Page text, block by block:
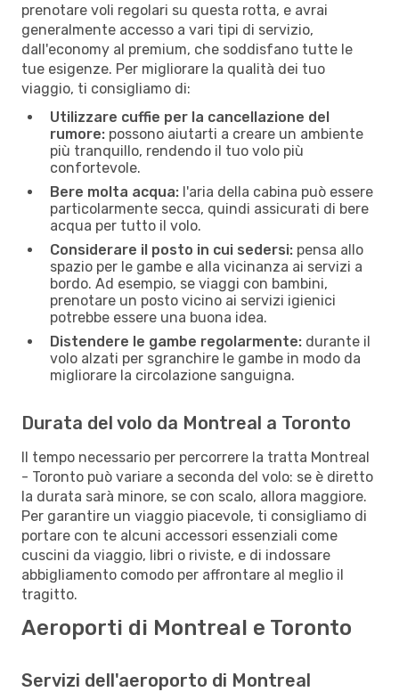
prenotare voli regolari su questa rotta, e avrai
generalmente accesso a vari tipi di servizio,
dall'economy al premium, che soddisfano tutte le
tue esigenze. Per migliorare la qualità dei tuo
viaggio, ti consigliamo di:
Utilizzare cuffie per la cancellazione del
rumore: possono aiutarti a creare un ambiente
più tranquillo, rendendo il tuo volo più
confortevole.
Bere molta acqua: l'aria della cabina può essere
particolarmente secca, quindi assicurati di bere
acqua per tutto il volo.
Considerare il posto in cui sedersi: pensa allo
spazio per le gambe e alla vicinanza ai servizi a
bordo. Ad esempio, se viaggi con bambini,
prenotare un posto vicino ai servizi igienici
potrebbe essere una buona idea.
Distendere le gambe regolarmente: durante il
volo alzati per sgranchire le gambe in modo da
migliorare la circolazione sanguigna.
Durata del volo da Montreal a Toronto
Il tempo necessario per percorrere la tratta Montreal
- Toronto può variare a seconda del volo: se è diretto
la durata sarà minore, se con scalo, allora maggiore.
Per garantire un viaggio piacevole, ti consigliamo di
portare con te alcuni accessori essenziali come
cuscini da viaggio, libri o riviste, e di indossare
abbigliamento comodo per affrontare al meglio il
tragitto.
Aeroporti di Montreal e Toronto
Servizi dell'aeroporto di Montreal